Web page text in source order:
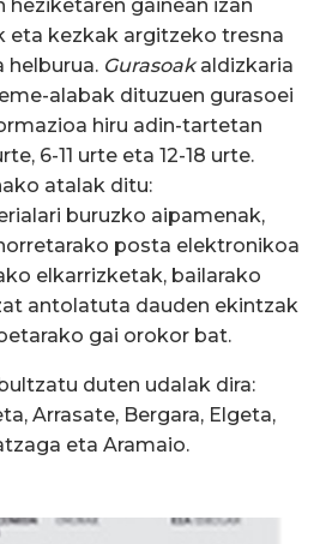
heziketaren gainean izan
eta kezkak argitzeko tresna
helburua. Gurasoakaldizkaria
alabak dituzuen gurasoei
hiru adin-tartetan
6-11 urte eta 12-18 urte.
atalak ditu:
buruzko aipamenak,
posta elektronikoa
elkarrizketak, bailarako
antolatuta dauden ekintzak
gai orokor bat.
duten udalak dira:
Arrasate, Bergara, Elgeta,
eta Aramaio.